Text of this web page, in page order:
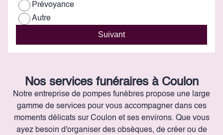
Prévoyance
Autre
Suivant
Nos services funéraires à Coulon
Notre entreprise de pompes funèbres propose une large
gamme de services pour vous accompagner dans ces
moments délicats sur Coulon et ses environs. Que vous
ayez besoin d'organiser des obsèques, de créer ou de